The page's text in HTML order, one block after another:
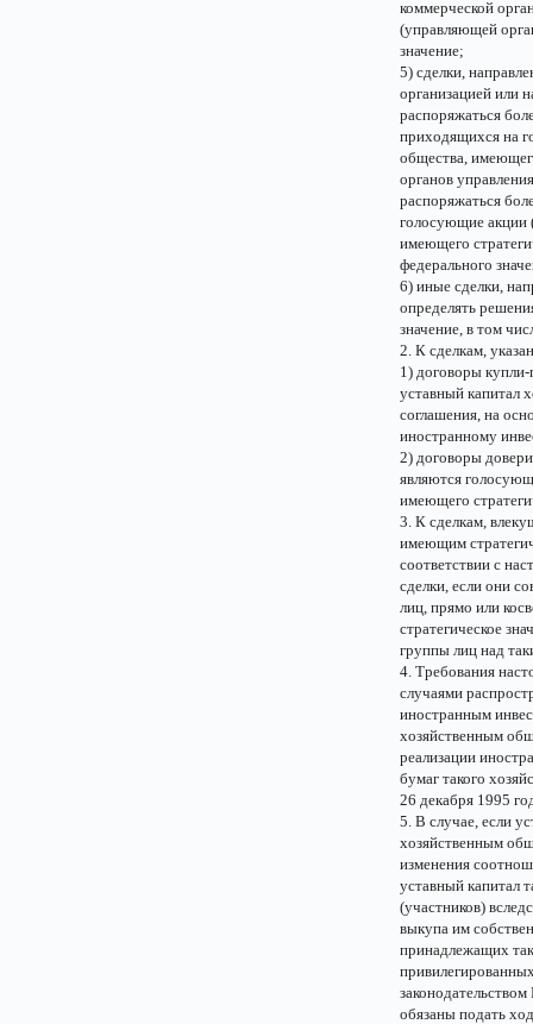
коммерческой
(управляющей
значение;
5) сделки,
организацией или
распоряжаться
приходящихся на
общества,
органов
распоряжаться
голосующие акции
имеющего
федерального
6) иные сделки,
определять
значение, в том
2. К сделкам,
1) договоры
уставный капитал
соглашения, на
иностранному
2) договоры
являются
имеющего
3. К сделкам,
имеющим
соответствии с
сделки, если они
лиц, прямо или
стратегическое
группы лиц над
4. Требования
случаями
иностранным
хозяйственным
реализации
бумаг такого
26 декабря 1995
5. В случае, если
хозяйственным
изменения
уставный капитал
(участников)
выкупа им
принадлежащих
обязаны подать